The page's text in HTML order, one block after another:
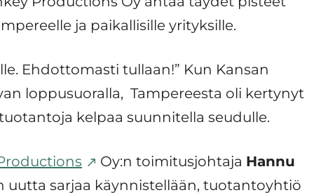
ja paikallisille yrityksille.
Ehdottomasti tullaan!” Kun Kansan
loppusuoralla, Tampereesta oli kertynyt
kelpaa suunnitella seudulle.
Oy:n toimitusjohtaja Hannu
uutta sarjaa käynnistellään, tuotantoyhtiö